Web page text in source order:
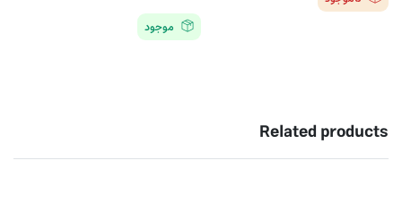
موجود
Related products